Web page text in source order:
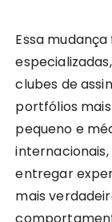
Essa
clubes de
portfólios
pequeno e
entregar
mais